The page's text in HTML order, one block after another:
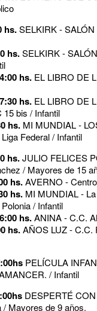
hs.SELKIRK -
hs.SELKIRK -
hs. EL LIBRO DE
hs. EL LIBRO DE
15 bis / Infantil
hs. MI MUNDIAL -
Federal / Infantil
hs.JULIO FELICES
/ Mayores de 15
hs.AVERNO -
hs. MI MUNDIAL -
/ Infantil
hs.ANINA - C.C.
hs.AÑOS LUZ - C.C.
PELÍCULA
/ Infantil
DESPERTÉ
Mayores de 9 años.